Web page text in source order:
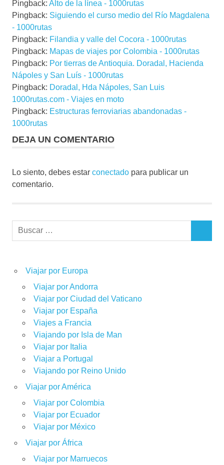
Pingback: Alto de la línea - 1000rutas
Pingback: Siguiendo el curso medio del Río Magdalena
- 1000rutas
Pingback: Filandia y valle del Cocora - 1000rutas
Pingback: Mapas de viajes por Colombia - 1000rutas
Pingback: Por tierras de Antioquia. Doradal, Hacienda
Nápoles y San Luís - 1000rutas
Pingback: Doradal, Hda Nápoles, San Luis
1000rutas.com - Viajes en moto
Pingback: Estructuras ferroviarias abandonadas -
1000rutas
DEJA UN COMENTARIO
Lo siento, debes estar conectado para publicar un
comentario.
Buscar:
Viajar por Europa
Viajar por Andorra
Viajar por Ciudad del Vaticano
Viajar por España
Viajes a Francia
Viajando por Isla de Man
Viajar por Italia
Viajar a Portugal
Viajando por Reino Unido
Viajar por América
Viajar por Colombia
Viajar por Ecuador
Viajar por México
Viajar por África
Viajar por Marruecos